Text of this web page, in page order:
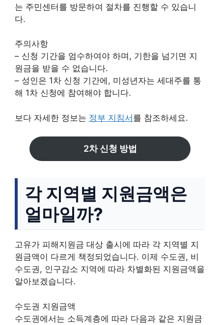
는 주민센터를 방문하여 절차를 진행할 수 있습니
다.
주의사항
– 신청 기간을 엄수하여야 하며, 기한을 넘기면 지
원금을 받을 수 없습니다.
– 성인은 1차 신청 기간에, 미성년자는 세대주를 통
해 1차 신청에 참여해야 합니다.
보다 자세한 정보는 정부 지침서를 참조하세요.
2차 신청 방법
각 지역별 지원금액은
얼마일까?
고유가 피해지원금 대상 출시에 따라 각 지역별 지
원금액이 다르게 책정되었습니다. 이제 수도권, 비
수도권, 인구감소 지역에 따라 차별화된 지원금액을
알아보겠습니다.
수도권 지원금액
수도권에서는 소득계층에 따라 다음과 같은 지원금